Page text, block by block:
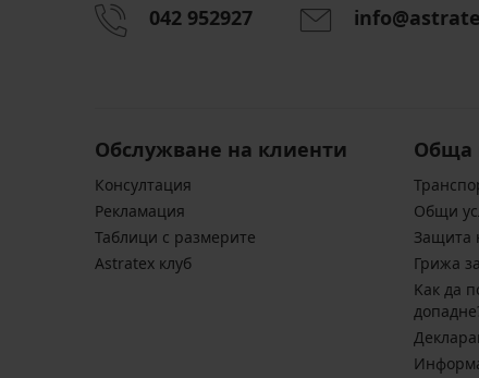
042 952927
Обслужване на клиенти
Консултация
Pекламация
Таблици с размерите
Astratex клуб
Обща
Общи
Защита
Грижа
Kак да